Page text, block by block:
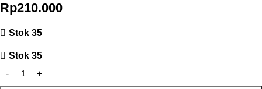
Rp210.000
Stok 35
Stok 35